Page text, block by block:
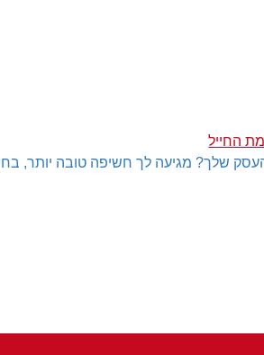
החייל
שלך? מגיעה לך חשיפה טובה יותר,